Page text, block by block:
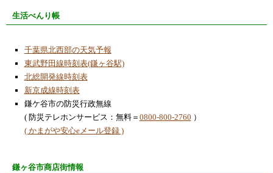
生活べんり帳
千葉県北西部の天気予報
東武野田線時刻表(鎌ヶ谷駅)
北総開発線時刻表
新京成線時刻表
鎌ケ谷市の防災行政無線
( 防災テレホンサービス：無料＝ 0800-800-2760 ）
( かまがや安心eメール登録 )
鎌ヶ谷市商店街情報